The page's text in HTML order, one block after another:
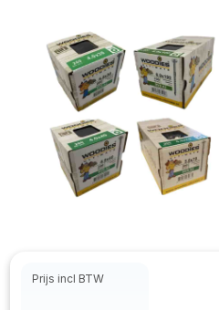
Prijs incl BTW